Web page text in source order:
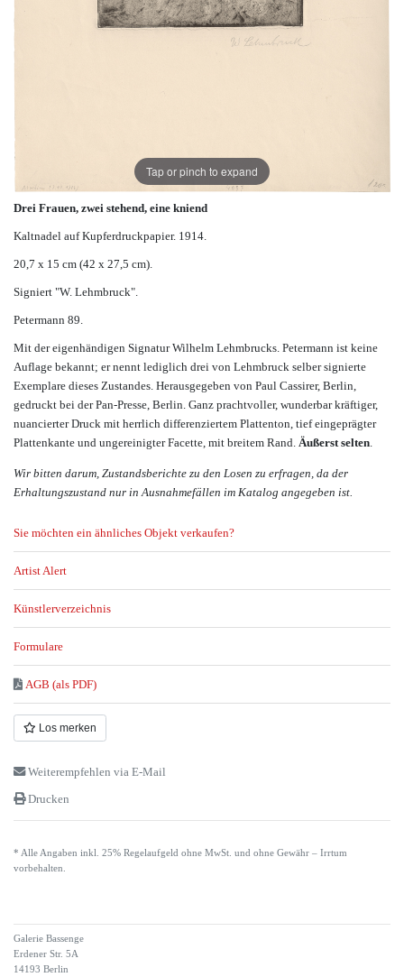
Tap or pinch to expand
Drei Frauen, zwei stehend, eine kniend
Kaltnadel auf Kupferdruckpapier. 1914.
20,7 x 15 cm (42 x 27,5 cm).
Signiert "W. Lehmbruck".
Petermann 89.
Mit der eigenhändigen Signatur Wilhelm Lehmbrucks. Petermann ist keine
Auflage bekannt; er nennt lediglich drei von Lehmbruck selber signierte
Exemplare dieses Zustandes. Herausgegeben von Paul Cassirer, Berlin,
gedruckt bei der Pan-Presse, Berlin. Ganz prachtvoller, wunderbar kräftiger,
nuancierter Druck mit herrlich differenziertem Plattenton, tief eingeprägter
Plattenkante und ungereinigter Facette, mit breitem Rand. Äußerst selten.
Wir bitten darum, Zustandsberichte zu den Losen zu erfragen, da der
Erhaltungszustand nur in Ausnahmefällen im Katalog angegeben ist.
Sie möchten ein ähnliches Objekt verkaufen?
Artist Alert
Künstlerverzeichnis
Formulare
AGB (als PDF)
Los merken
Weiterempfehlen via E-Mail
Drucken
* Alle Angaben inkl. 25% Regelaufgeld ohne MwSt. und ohne Gewähr – Irrtum
vorbehalten.
Galerie Bassenge
Erdener Str. 5A
14193 Berlin